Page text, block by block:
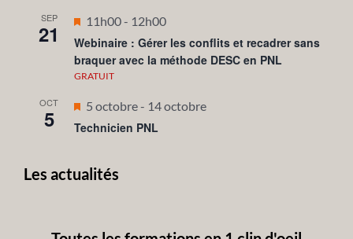
SEP
21
Mis
en
avant
11h00- 12h00
Webinaire : Gérer les conflits et recadrer sans
braquer avec la méthode DESC en PNL
GRATUIT
OCT
5
Mis
en
5 octobre- 14 octobre
Technicien PNL
Les actualités